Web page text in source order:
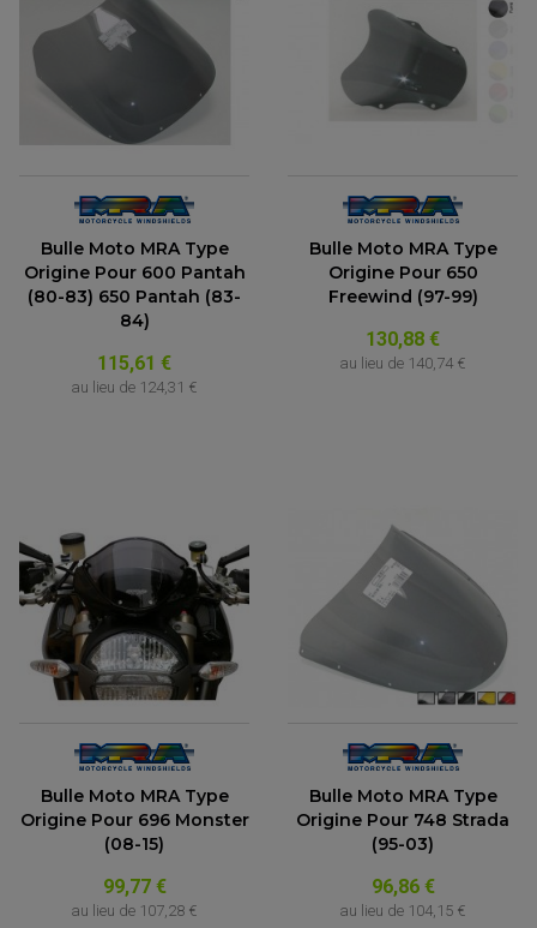
Bulle Moto MRA Type
Origine Pour 600 Pantah
(80-83) 650 Pantah (83-
84)
115,61 €
au lieu de 124,31 €
Bulle Moto MRA Type
Origine Pour 650
Freewind (97-99)
130,88 €
au lieu de 140,74 €
Bulle Moto MRA Type
Origine Pour 696 Monster
(08-15)
99,77 €
au lieu de 107,28 €
Bulle Moto MRA Type
Origine Pour 748 Strada
(95-03)
96,86 €
au lieu de 104,15 €